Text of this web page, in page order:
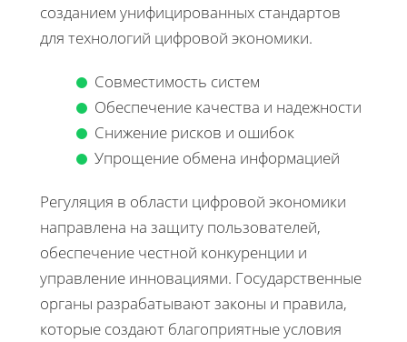
созданием унифицированных стандартов
для технологий цифровой экономики.
Совместимость систем
Обеспечение качества и надежности
Снижение рисков и ошибок
Упрощение обмена информацией
Регуляция в области цифровой экономики
направлена на защиту пользователей,
обеспечение честной конкуренции и
управление инновациями. Государственные
органы разрабатывают законы и правила,
которые создают благоприятные условия